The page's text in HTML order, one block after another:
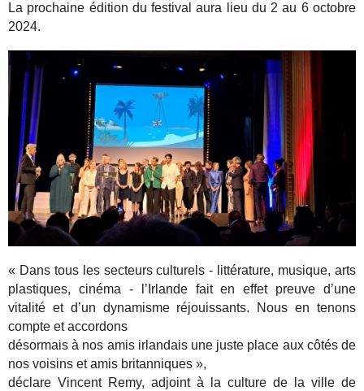
La prochaine édition du festival aura lieu du 2 au 6 octobre
2024.
« Dans tous les secteurs culturels - littérature, musique, arts
plastiques, cinéma - l’Irlande fait en effet preuve d’une
vitalité et d’un dynamisme réjouissants. Nous en tenons
compte et accordons
désormais à nos amis irlandais une juste place aux côtés de
nos voisins et amis britanniques »,
déclare Vincent Remy, adjoint à la culture de la ville de